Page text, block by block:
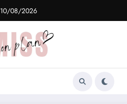
10/08/2026